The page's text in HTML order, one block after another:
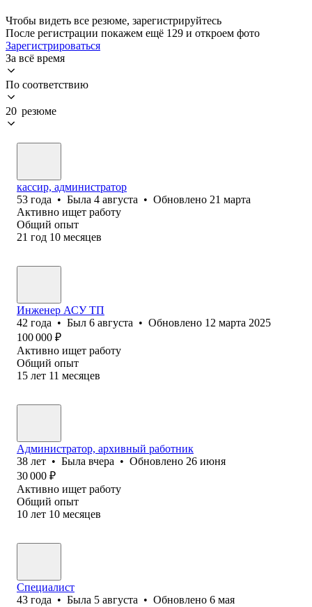
Чтобы видеть все резюме, зарегистрируйтесь
После регистрации покажем ещё 129 и откроем фото
Зарегистрироваться
За всё время
По соответствию
20 резюме
кассир, администратор
53 года • Была 4 августа • Обновлено 21 марта
Активно ищет работу
Общий опыт
21 год 10 месяцев
Инженер АСУ ТП
42 года • Был 6 августа • Обновлено 12 марта 2025
100 000 ₽
Активно ищет работу
Общий опыт
15 лет 11 месяцев
Администратор, архивный работник
38 лет • Была вчера • Обновлено 26 июня
30 000 ₽
Активно ищет работу
Общий опыт
10 лет 10 месяцев
Специалист
43 года • Была 5 августа • Обновлено 6 мая